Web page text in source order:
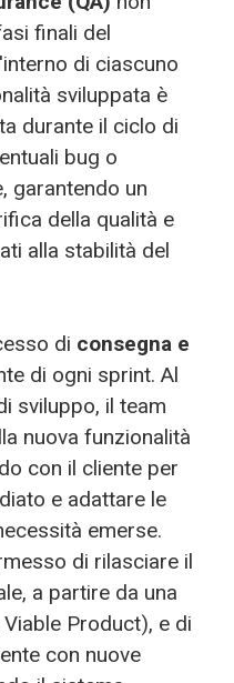
finali del
di ciascuno
sviluppata è
durante il ciclo di
bug o
garantendo un
della qualità e
alla stabilità del
di consegna e
di ogni sprint. Al
sviluppo, il team
nuova funzionalità
con il cliente per
e adattare le
emerse.
di rilasciare il
a partire da una
Product), e di
con nuove